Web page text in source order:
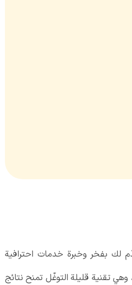
لك بفخر وخبرة خدمات احترافية
تقنية قليلة التوغّل تمنح نتائج